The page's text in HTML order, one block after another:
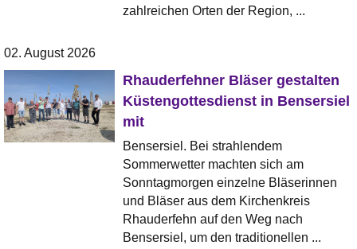
zahlreichen Orten der Region, ...
02. August 2026
Rhauderfehner Bläser gestalten
Küstengottesdienst in Bensersiel
mit
Bensersiel. Bei strahlendem
Sommerwetter machten sich am
Sonntagmorgen einzelne Bläserinnen
und Bläser aus dem Kirchenkreis
Rhauderfehn auf den Weg nach
Bensersiel, um den traditionellen ...